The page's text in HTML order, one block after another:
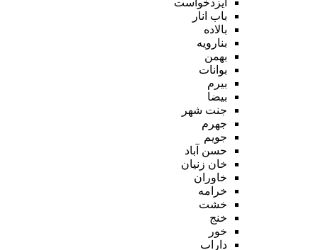
باب انار
بالاده
بنارویه
بهمن
بوانات
بیرم
بیضا
جنت شهر
جهرم
جویم
حسن آباد
خان زنیان
خاوران
خرامه
خشت
خنج
خور
داراب